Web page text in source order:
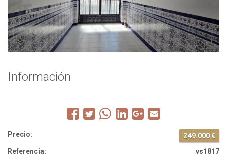
CASA CON GARAJE Y LOCAL
INDEPENDIENTE EN SAN AGUSTÍN
Información
Precio:
249.000 €
Referencia:
vs1817